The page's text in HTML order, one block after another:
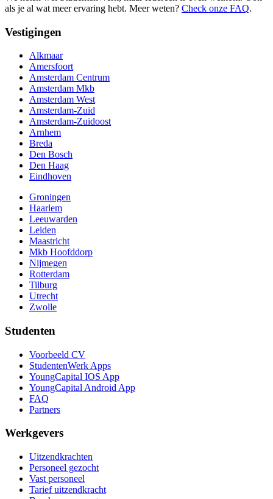
als je al wat meer ervaring hebt. Meer weten? Check onze FAQ.
Vestigingen
Alkmaar
Amersfoort
Amsterdam Centrum
Amsterdam Mkb
Amsterdam West
Amsterdam-Zuid
Amsterdam-Zuidoost
Arnhem
Breda
Den Bosch
Den Haag
Eindhoven
Groningen
Haarlem
Leeuwarden
Leiden
Maastricht
Mkb Hoofddorp
Nijmegen
Rotterdam
Tilburg
Utrecht
Zwolle
Studenten
Voorbeeld CV
StudentenWerk Apps
YoungCapital IOS App
YoungCapital Android App
FAQ
Partners
Werkgevers
Uitzendkrachten
Personeel gezocht
Vast personeel
Tarief uitzendkracht